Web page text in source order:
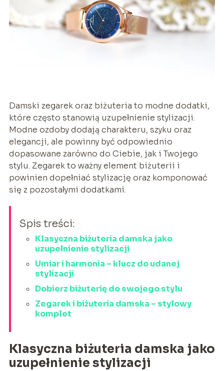
Damski zegarek oraz biżuteria to modne dodatki,
które często stanowią uzupełnienie stylizacji.
Modne ozdoby dodają charakteru, szyku oraz
elegancji, ale powinny być odpowiednio
dopasowane zarówno do Ciebie, jak i Twojego
stylu. Zegarek to ważny element biżuterii i
powinien dopełniać stylizację oraz komponować
się z pozostałymi dodatkami.
Spis treści:
Klasyczna biżuteria damska jako
uzupełnienie stylizacji
Umiar i harmonia – klucz do udanej
stylizacji
Dobierz biżuterię do swojego stylu
Zegarek i biżuteria damska – stylowy
komplet
Klasyczna biżuteria damska jako
uzupełnienie stylizacji